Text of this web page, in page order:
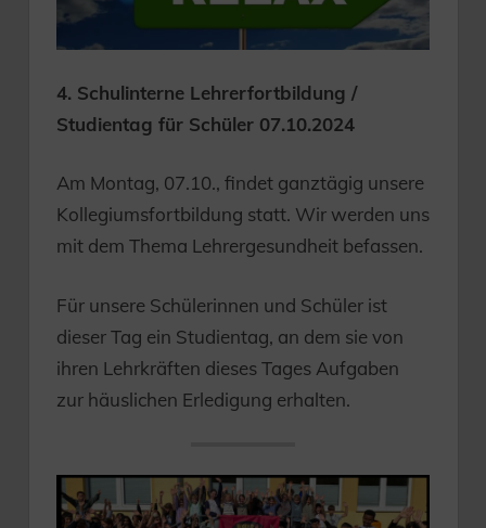
4. Schulinterne Lehrerfortbildung /
Studientag für Schüler 07.10.2024
Am Montag, 07.10., findet ganztägig unsere
Kollegiumsfortbildung statt. Wir werden uns
mit dem Thema Lehrergesundheit befassen.
Für unsere Schülerinnen und Schüler ist
dieser Tag ein Studientag, an dem sie von
ihren Lehrkräften dieses Tages Aufgaben
zur häuslichen Erledigung erhalten.